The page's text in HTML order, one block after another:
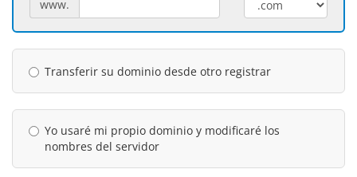
www.
Transferir su dominio desde otro registrar
Yo usaré mi propio dominio y modificaré los
nombres del servidor